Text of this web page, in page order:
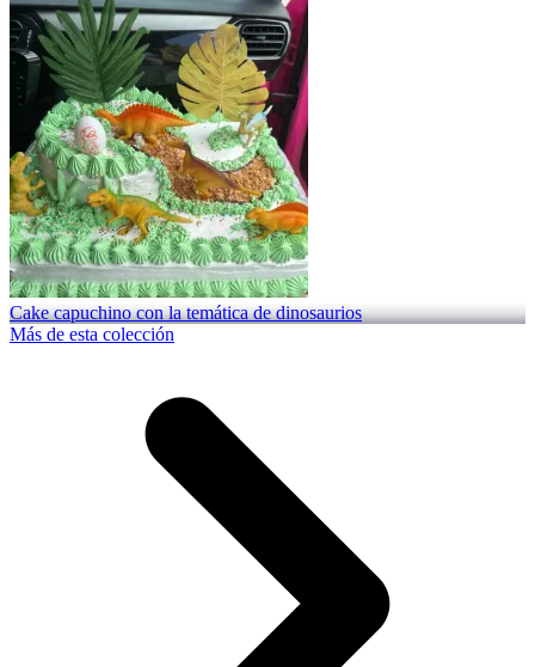
Cake capuchino con la temática de dinosaurios
Más de esta colección